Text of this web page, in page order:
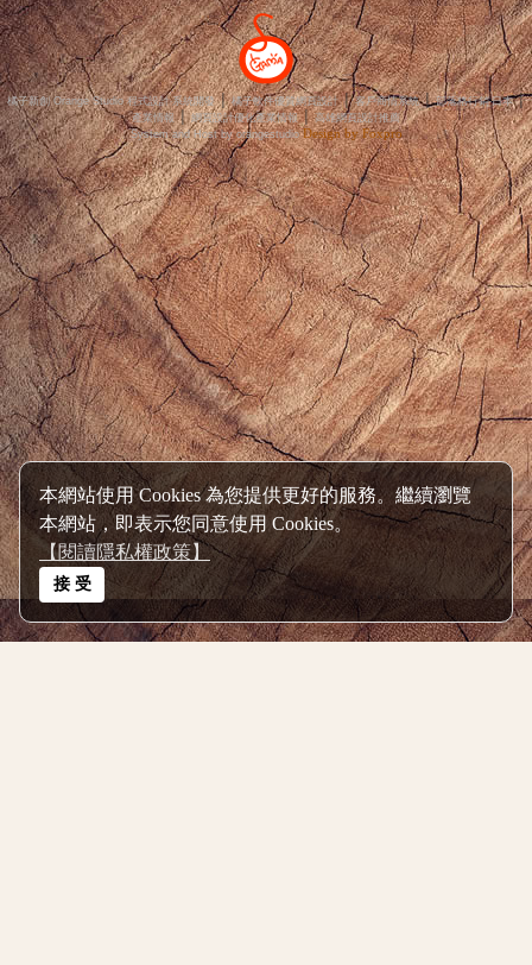
本網站使用 Cookies 為您提供更好的服務。繼續瀏覽
本網站，即表示您同意使用 Cookies。
【閱讀隱私權政策】
接 受
郭小寶の爆肝食況轉播頻道 呂小珊の姐妹愛漂亮頻道 連絡信箱：alotirl0208@hotmail.com
橘子新創 Orange Studio 程式設計‧系統開發│橘子軟件優質網頁設計│客戶商情系統│部落格行銷‧日本│
產業情報│網頁設計優化產業情報│高雄網頁設計推薦
System and Host by orangestudio Design by Foxpro